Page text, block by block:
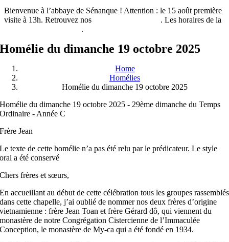
Bienvenue à l’abbaye de Sénanque ! Attention : le 15 août première
visite à 13h. Retrouvez nos
. Les horaires de la
.
Homélie du dimanche 19 octobre 2025
Home
Homélies
Homélie du dimanche 19 octobre 2025
Homélie du dimanche 19 octobre 2025 - 29ème dimanche du Temps
Ordinaire - Année C
Frère Jean
Le texte de cette homélie n’a pas été relu par le prédicateur. Le style
oral a été conservé
Chers frères et sœurs,
En accueillant au début de cette célébration tous les groupes rassemblés
dans cette chapelle, j’ai oublié de nommer nos deux frères d’origine
vietnamienne : frère Jean Toan et frère Gérard dô, qui viennent du
monastère de notre Congrégation Cistercienne de l’Immaculée
Conception, le monastère de My-ca qui a été fondé en 1934.